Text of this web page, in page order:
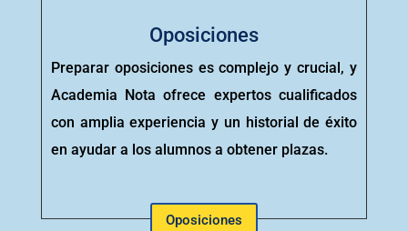
Oposiciones
Preparar oposiciones es complejo y crucial, y
Academia Nota ofrece expertos cualificados
con amplia experiencia y un historial de éxito
en ayudar a los alumnos a obtener plazas.
Oposiciones